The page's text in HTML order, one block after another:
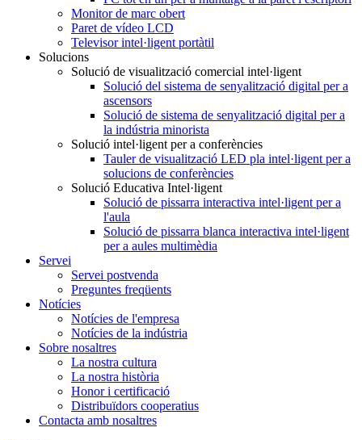
Monitor de marc obert
Paret de vídeo LCD
Televisor intel·ligent portàtil
Solucions
Solució de visualització comercial intel·ligent
Solució del sistema de senyalització digital per a
ascensors
Solució de sistema de senyalització digital per a
la indústria minorista
Solució intel·ligent per a conferències
Tauler de visualització LED pla intel·ligent per a
solucions de conferències
Solució Educativa Intel·ligent
Solució de pissarra interactiva intel·ligent per a
l'aula
Solució de pissarra blanca interactiva intel·ligent
per a aules multimèdia
Servei
Servei postvenda
Preguntes freqüents
Notícies
Notícies de l'empresa
Notícies de la indústria
Sobre nosaltres
La nostra cultura
La nostra història
Honor i certificació
Distribuïdors cooperatius
Contacta amb nosaltres